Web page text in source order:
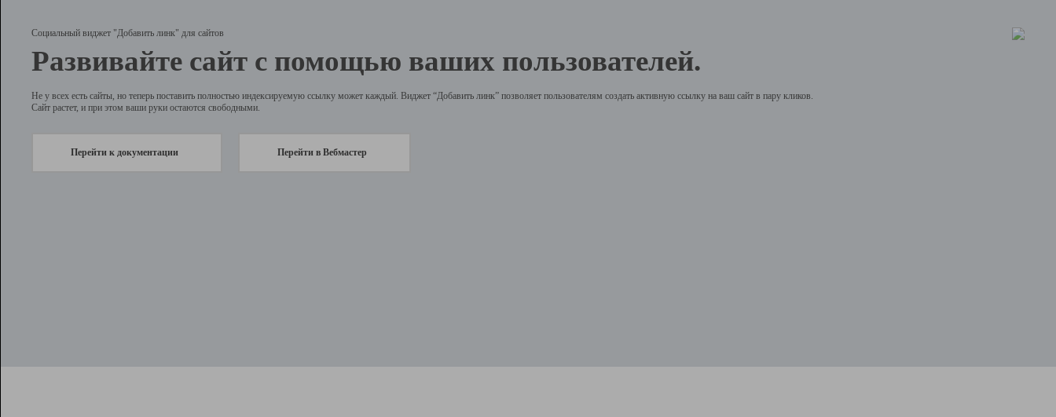
Социальный виджет "Добавить линк" для сайтов
Развивайте сайт с помощью ваших пользователей.
Не у всех есть сайты, но теперь поставить полностью индексируемую ссылку может каждый. Виджет “Добавить линк” позволяет пользователям создать активную ссылку на ваш сайт в пару кликов.
Сайт растет, и при этом ваши руки остаются свободными.
Перейти к документации Перейти в Вебмастер